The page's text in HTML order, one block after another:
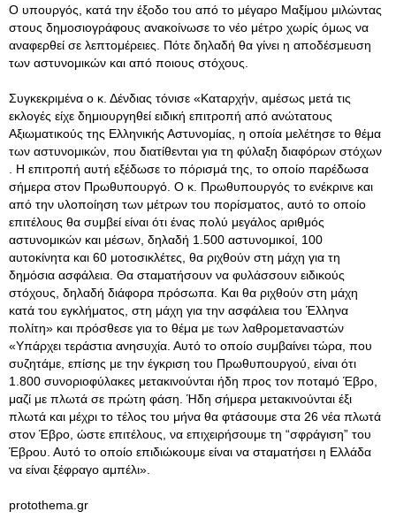
Ο υπουργός, κατά την έξοδο του από το μέγαρο Μαξίμου μιλώντας
στους δημοσιογράφους ανακοίνωσε το νέο μέτρο χωρίς όμως να
αναφερθεί σε λεπτομέρειες. Πότε δηλαδή θα γίνει η αποδέσμευση
των αστυνομικών και από ποιους στόχους.
Συγκεκριμένα ο κ. Δένδιας τόνισε «Καταρχήν, αμέσως μετά τις
εκλογές είχε δημιουργηθεί ειδική επιτροπή από ανώτατους
Αξιωματικούς της Ελληνικής Αστυνομίας, η οποία μελέτησε το θέμα
των αστυνομικών, που διατίθενται για τη φύλαξη διαφόρων στόχων
. Η επιτροπή αυτή εξέδωσε το πόρισμά της, το οποίο παρέδωσα
σήμερα στον Πρωθυπουργό. Ο κ. Πρωθυπουργός το ενέκρινε και
από την υλοποίηση των μέτρων του πορίσματος, αυτό το οποίο
επιτέλους θα συμβεί είναι ότι ένας πολύ μεγάλος αριθμός
αστυνομικών και μέσων, δηλαδή 1.500 αστυνομικοί, 100
αυτοκίνητα και 60 μοτοσικλέτες, θα ριχθούν στη μάχη για τη
δημόσια ασφάλεια. Θα σταματήσουν να φυλάσσουν ειδικούς
στόχους, δηλαδή διάφορα πρόσωπα. Και θα ριχθούν στη μάχη
κατά του εγκλήματος, στη μάχη για την ασφάλεια του Έλληνα
πολίτη» και πρόσθεσε για το θέμα με των λαθρομεταναστών
«Υπάρχει τεράστια ανησυχία. Αυτό το οποίο συμβαίνει τώρα, που
συζητάμε, επίσης με την έγκριση του Πρωθυπουργού, είναι ότι
1.800 συνοριοφύλακες μετακινούνται ήδη προς τον ποταμό Έβρο,
μαζί με πλωτά σε πρώτη φάση. Ήδη σήμερα μετακινούνται έξι
πλωτά και μέχρι το τέλος του μήνα θα φτάσουμε στα 26 νέα πλωτά
στον Έβρο, ώστε επιτέλους, να επιχειρήσουμε τη “σφράγιση” του
Έβρου. Αυτό το οποίο επιδιώκουμε είναι να σταματήσει η Ελλάδα
να είναι ξέφραγο αμπέλι».
protothema.gr